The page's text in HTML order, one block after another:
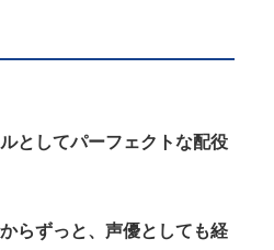
としてパーフェクトな配役
らずっと、声優としても経